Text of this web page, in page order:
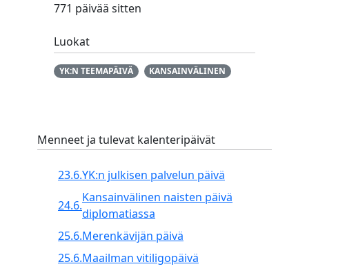
771 päivää sitten
Luokat
YK:N TEEMAPÄIVÄ KANSAINVÄLINEN
Menneet ja tulevat kalenteripäivät
23.6.YK:n julkisen palvelun päivä
24.6.
Kansainvälinen naisten päivä
diplomatiassa
25.6.Merenkävijän päivä
25.6.Maailman vitiligopäivä